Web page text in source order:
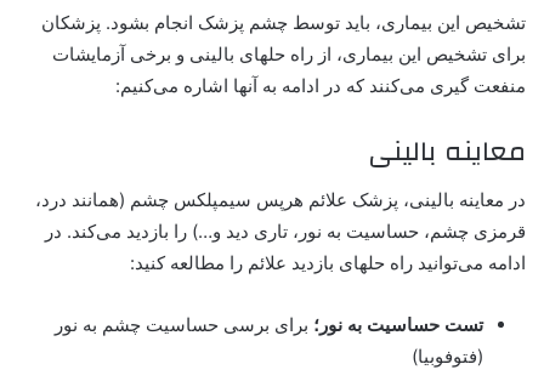
تشخیص این بیماری، باید توسط چشم پزشک انجام بشود. پزشکان
برای تشخیص این بیماری، از راه حلهای بالینی و برخی آزمایشات
منفعت گیری می‌کنند که در ادامه به آنها اشاره می‌کنیم:
معاینه بالینی
در معاینه بالینی، پزشک علائم هرپس سیمپلکس چشم (همانند درد،
قرمزی چشم، حساسیت به نور، تاری دید و…) را بازدید می‌کند. در
ادامه می‌توانید راه حلهای بازدید علائم را مطالعه کنید:
تست حساسیت به نور؛ برای برسی حساسیت چشم به نور
(فتوفوبیا)